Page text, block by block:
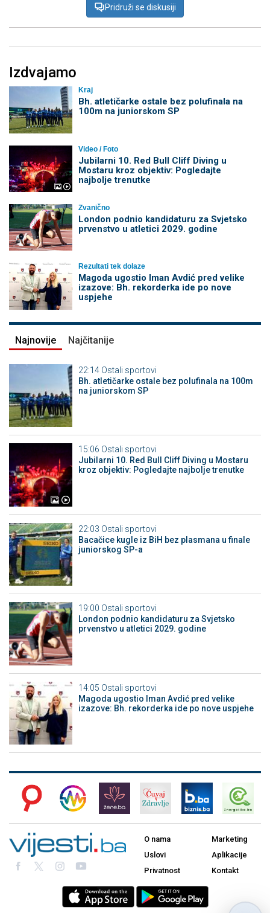
Pridruži se diskusiji
Izdvajamo
Kraj
Bh. atletičarke ostale bez polufinala na
100m na juniorskom SP
Video / Foto
Jubilarni 10. Red Bull Cliff Diving u
Mostaru kroz objektiv: Pogledajte
najbolje trenutke
Zvanično
London podnio kandidaturu za Svjetsko
prvenstvo u atletici 2029. godine
Rezultati tek dolaze
Magoda ugostio Iman Avdić pred velike
izazove: Bh. rekorderka ide po nove
uspjehe
Najnovije Najčitanije
22:14 Ostali sportovi
Bh. atletičarke ostale bez polufinala na 100m
na juniorskom SP
15:06 Ostali sportovi
Jubilarni 10. Red Bull Cliff Diving u Mostaru
kroz objektiv: Pogledajte najbolje trenutke
22:03 Ostali sportovi
Bacačice kugle iz BiH bez plasmana u finale
juniorskog SP-a
19:00 Ostali sportovi
London podnio kandidaturu za Svjetsko
prvenstvo u atletici 2029. godine
14:05 Ostali sportovi
Magoda ugostio Iman Avdić pred velike
izazove: Bh. rekorderka ide po nove uspjehe
O nama
Uslovi
Privatnost
Marketing
Aplikacije
Kontakt